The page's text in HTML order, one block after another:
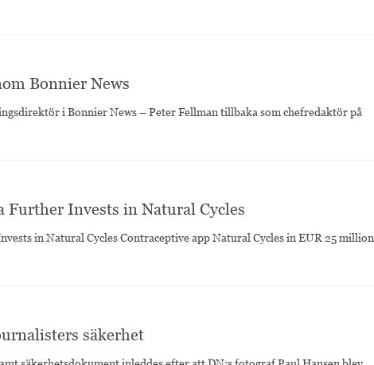
Bonnier News
i Bonnier News – Peter Fellman tillbaka som chefredaktör på
Further Invests in Natural Cycles
in Natural Cycles Contraceptive app Natural Cycles in EUR 25 million
säkerhet